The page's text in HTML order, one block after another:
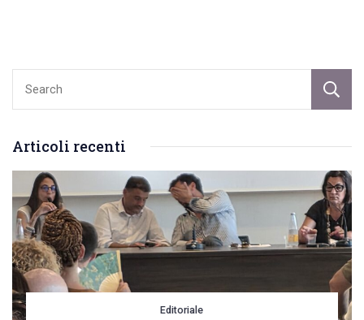
giovanile.
delle
Arti
Articoli recenti
Editoriale